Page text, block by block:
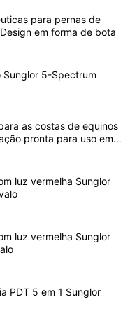
para pernas de
em forma de bota
Sunglor 5-Spectrum
as costas de equinos
pronta para uso em
luz vermelha Sunglor
luz vermelha Sunglor
PDT 5 em 1 Sunglor